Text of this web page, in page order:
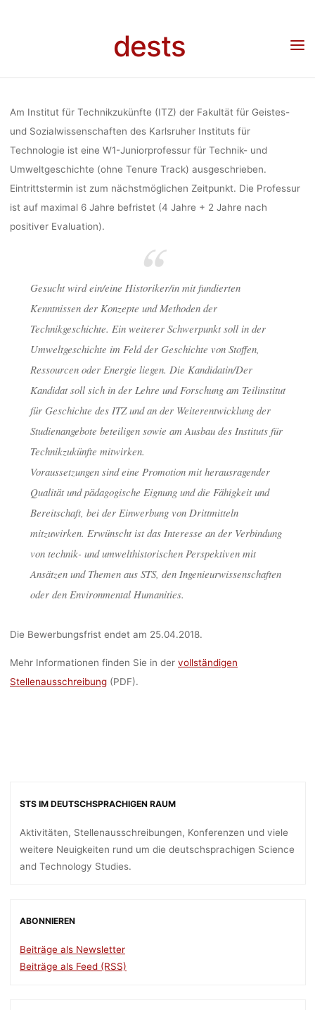
dests
FÜR
INSTITUT
Stellenangebot: W1-Juniorprofessur für Technik- und
Am Institut für Technikzukünfte (ITZ) der Fakultät für Geistes-
und Sozialwissenschaften des Karlsruher Instituts für
Technologie ist eine W1-Juniorprofessur für Technik- und
Umweltgeschichte (ohne Tenure Track) ausgeschrieben.
Eintrittstermin ist zum nächstmöglichen Zeitpunkt. Die Professur
ist auf maximal 6 Jahre befristet (4 Jahre + 2 Jahre nach
positiver Evaluation).
Gesucht wird ein/eine Historiker/in mit fundierten
Kenntnissen der Konzepte und Methoden der
Technikgeschichte. Ein weiterer Schwerpunkt soll in der
Umweltgeschichte im Feld der Geschichte von Stoffen,
Ressourcen oder Energie liegen. Die Kandidatin/Der
Kandidat soll sich in der Lehre und Forschung am Teilinstitut
für Geschichte des ITZ und an der Weiterentwicklung der
Studienangebote beteiligen sowie am Ausbau des Instituts für
Technikzukünfte mitwirken.
Voraussetzungen sind eine Promotion mit herausragender
Qualität und pädagogische Eignung und die Fähigkeit und
Bereitschaft, bei der Einwerbung von Drittmitteln
mitzuwirken. Erwünscht ist das Interesse an der Verbindung
von technik- und umwelthistorischen Perspektiven mit
Ansätzen und Themen aus STS, den Ingenieurwissenschaften
oder den Environmental Humanities.
Die Bewerbungsfrist endet am 25.04.2018.
Mehr Informationen finden Sie in der vollständigen
Stellenausschreibung(PDF).
STS IM DEUTSCHSPRACHIGEN RAUM
Aktivitäten, Stellenausschreibungen, Konferenzen und viele
weitere Neuigkeiten rund um die deutschsprachigen Science
and Technology Studies.
ABONNIEREN
Beiträge als Newsletter
Beiträge als Feed (RSS)